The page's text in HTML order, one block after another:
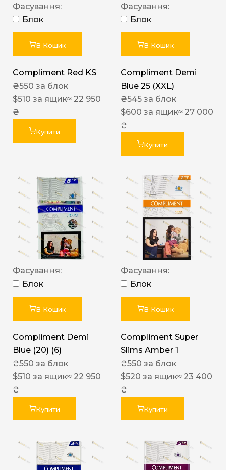
Фасування:
Блок
В Кошик
Compliment Red KS
₴550 за блок
$510 за ящик≈ 22 950
₴
Купити
Фасування:
Блок
В Кошик
Compliment Demi
Blue 25 (XXL)
₴545 за блок
$600 за ящик≈ 27 000
₴
Купити
Фасування:
Блок
В Кошик
Compliment Demi
Blue (20) (6)
₴550 за блок
$510 за ящик≈ 22 950
₴
Купити
Фасування:
Блок
В Кошик
Compliment Super
Slims Amber 1
₴550 за блок
$520 за ящик≈ 23 400
₴
Купити